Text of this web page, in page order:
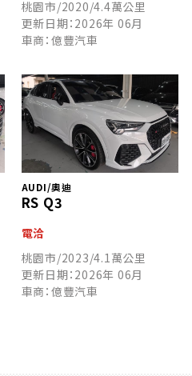
桃園市/2020/4.4萬公里
更新日期：2026年 06月
車商：億豐汽車
AUDI/奧迪
RS Q3
電洽
桃園市/2023/4.1萬公里
更新日期：2026年 06月
車商：億豐汽車